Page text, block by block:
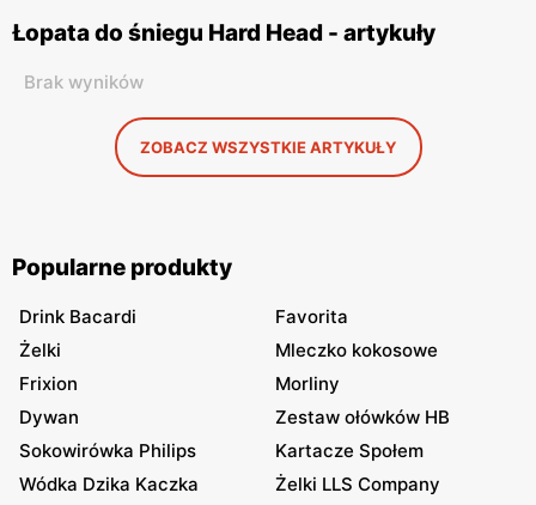
Łopata do śniegu Hard Head - artykuły
Brak wyników
ZOBACZ WSZYSTKIE ARTYKUŁY
Popularne produkty
Drink Bacardi
Favorita
Żelki
Mleczko kokosowe
Frixion
Morliny
Dywan
Zestaw ołówków HB
Sokowirówka Philips
Kartacze Społem
Wódka Dzika Kaczka
Żelki LLS Company